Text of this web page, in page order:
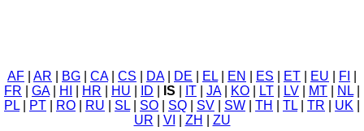
AF AR BG CA| CS DA| DE EL EN ES ET EU FI
FR
GA| HI HR HU ID IS IT JA| KO LT LV MT NL
PL
PT RO RU SL SO SQ SV SW TH TL TR UK
UR
VI ZH ZU